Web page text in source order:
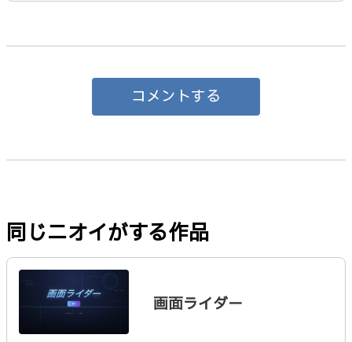
コメントする
同じニオイがする作品
画面ライダー